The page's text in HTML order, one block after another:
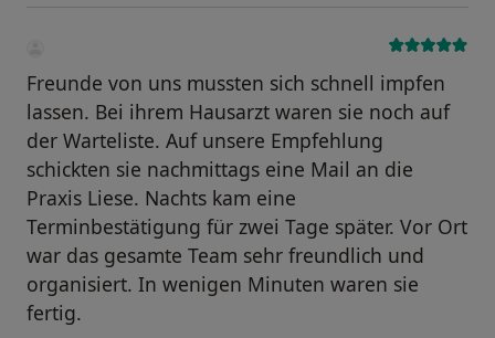
Freunde von uns mussten sich schnell impfen
lassen. Bei ihrem Hausarzt waren sie noch auf
der Warteliste. Auf unsere Empfehlung
schickten sie nachmittags eine Mail an die
Praxis Liese. Nachts kam eine
Terminbestätigung für zwei Tage später. Vor Ort
war das gesamte Team sehr freundlich und
organisiert. In wenigen Minuten waren sie
fertig.